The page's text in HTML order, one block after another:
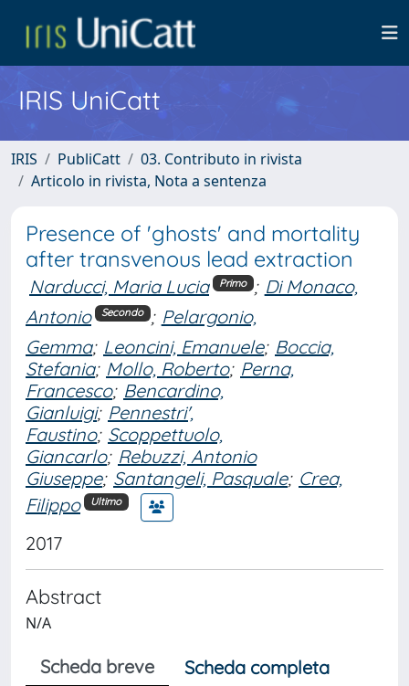
IRIS UniCatt
IRIS PubliCatt
03. Contributo in rivista
Articolo in rivista, Nota a sentenza
Presence of 'ghosts' and mortality
after transvenous lead extraction
Narducci, Maria Lucia Primo ; Di Monaco,
Antonio
Secondo ; Pelargonio,
Gemma; Leoncini, Emanuele; Boccia,
Stefania; Mollo, Roberto; Perna,
Francesco; Bencardino,
Gianluigi; Pennestri',
Faustino; Scoppettuolo,
Giancarlo; Rebuzzi, Antonio
Giuseppe; Santangeli, Pasquale; Crea,
Filippo
Ultimo
2017
Abstract
N/A
Scheda breve
Scheda completa